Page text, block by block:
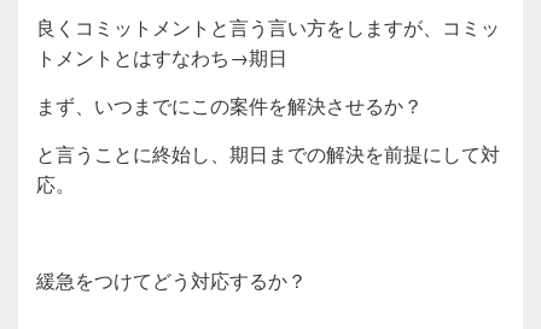
良くコミットメントと言う言い方をしますが、コミッ
トメントとはすなわち→期日
まず、いつまでにこの案件を解決させるか？
と言うことに終始し、期日までの解決を前提にして対
応。
緩急をつけてどう対応するか？